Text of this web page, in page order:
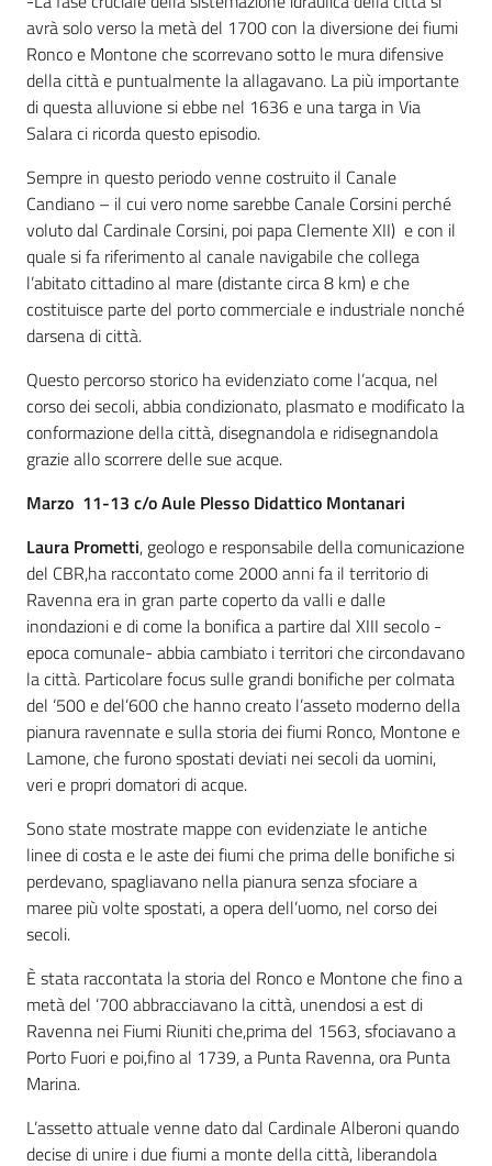
avrà solo verso la metà del 1700 con la diversione dei fiumi
Ronco e Montone che scorrevano sotto le mura difensive
della città e puntualmente la allagavano. La più importante
di questa alluvione si ebbe nel 1636 e una targa in Via
Salara ci ricorda questo episodio.
Sempre in questo periodo venne costruito il Canale
Candiano – il cui vero nome sarebbe Canale Corsini perché
voluto dal Cardinale Corsini, poi papa Clemente XII) e con il
quale si fa riferimento al canale navigabile che collega
l’abitato cittadino al mare (distante circa 8 km) e che
costituisce parte del porto commerciale e industriale nonché
darsena di città.
Questo percorso storico ha evidenziato come l’acqua, nel
corso dei secoli, abbia condizionato, plasmato e modificato la
conformazione della città, disegnandola e ridisegnandola
grazie allo scorrere delle sue acque.
Marzo 11-13 c/o Aule Plesso Didattico Montanari
Laura Prometti, geologo e responsabile della comunicazione
del CBR,ha raccontato come 2000 anni fa il territorio di
Ravenna era in gran parte coperto da valli e dalle
inondazioni e di come la bonifica a partire dal XIII secolo -
epoca comunale- abbia cambiato i territori che circondavano
la città. Particolare focus sulle grandi bonifiche per colmata
del ‘500 e del’600 che hanno creato l’asseto moderno della
pianura ravennate e sulla storia dei fiumi Ronco, Montone e
Lamone, che furono spostati deviati nei secoli da uomini,
veri e propri domatori di acque.
Sono state mostrate mappe con evidenziate le antiche
linee di costa e le aste dei fiumi che prima delle bonifiche si
perdevano, spagliavano nella pianura senza sfociare a
maree più volte spostati, a opera dell’uomo, nel corso dei
secoli.
È stata raccontata la storia del Ronco e Montone che fino a
metà del ‘700 abbracciavano la città, unendosi a est di
Ravenna nei Fiumi Riuniti che,prima del 1563, sfociavano a
Porto Fuori e poi,fino al 1739, a Punta Ravenna, ora Punta
Marina.
L’assetto attuale venne dato dal Cardinale Alberoni quando
decise di unire i due fiumi a monte della città, liberandola